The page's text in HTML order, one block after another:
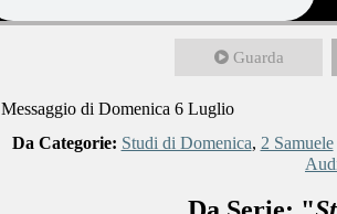
Guarda
Messaggio di Domenica 6 Luglio
Da Categorie: Studi di Domenica, 2 Samuele